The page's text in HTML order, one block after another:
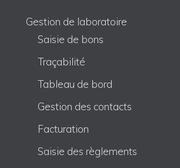
Gestion de laboratoire
Saisie de bons
Traçabilité
Tableau de bord
Gestion des contacts
Facturation
Saisie des règlements